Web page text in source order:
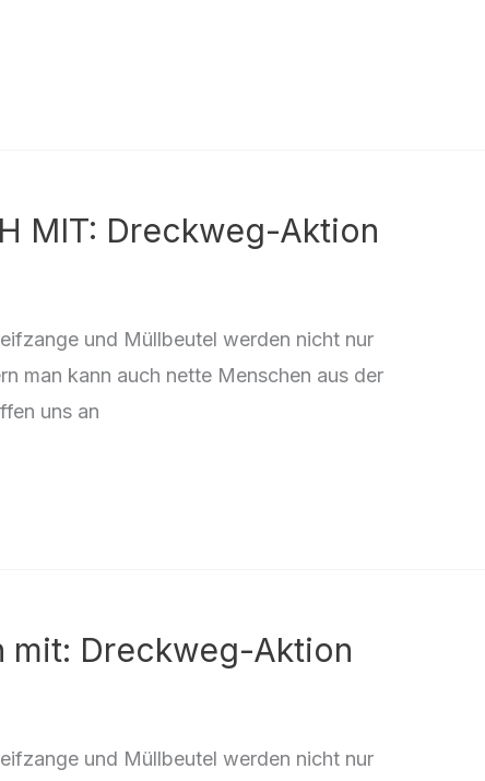
MIT: Dreckweg-Aktion
und Müllbeutel werden nicht nur
man kann auch nette Menschen aus der
uns an
mit: Dreckweg-Aktion
und Müllbeutel werden nicht nur